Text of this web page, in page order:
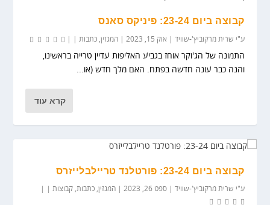
קבוצה ביום 23-24: פיניקס סאנס
ע"י שרית מרקוביץ'-שוויד אוק 15, 2023 |המגזין,כתבות
התמונה של הג'וקר אוחז בגביע האליפות עדיין טרייה בראשינו,
והנה כבר עונה חדשה בפתח. האם מלך חדש (או...
קרא עוד
קבוצה ביום 23-24: פורטלנד טריילבלייזרס
ע"י שרית מרקוביץ'-שוויד |ספט 26, 2023 |המגזין,כתבות,קבוצות